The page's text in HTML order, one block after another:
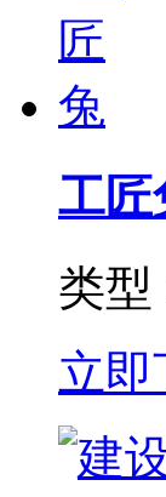
工匠
类型
立即